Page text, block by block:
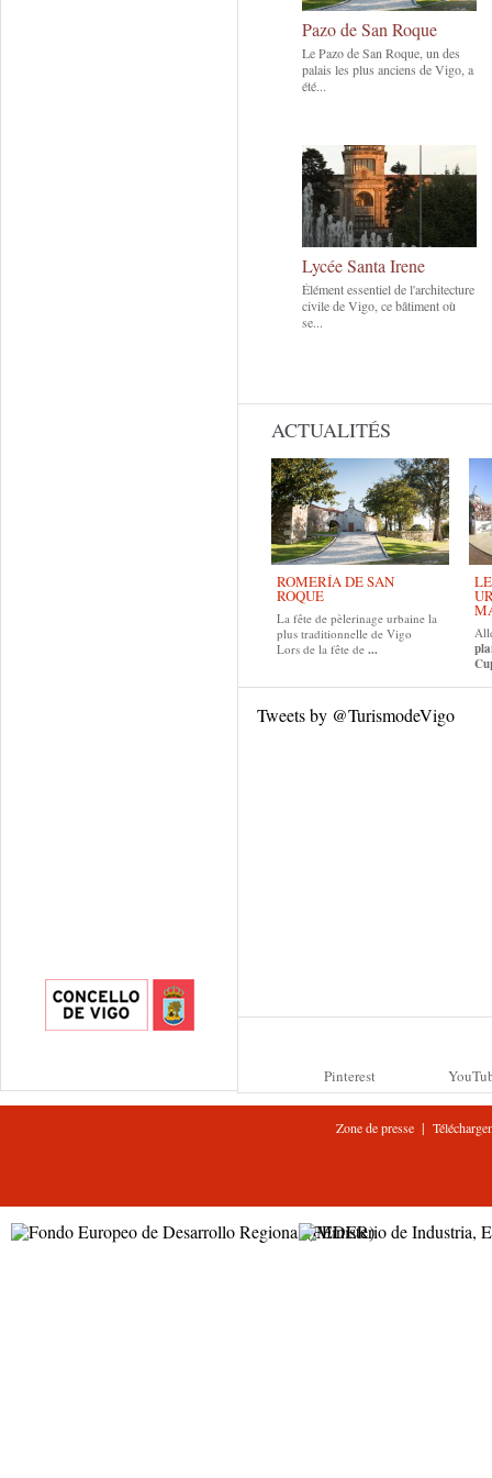
Pazo de San Roque
Le Pazo de San Roque, un des
palais les plus anciens de Vigo, a
été...
Lycée Santa Irene
Élément essentiel de l'architecture
civile de Vigo, ce bâtiment où
se...
ACTUALITÉS
ROMERÍA DE SAN
ROQUE
La fête de pèlerinage urbaine la
plus traditionnelle de Vigo
Lors de la fête de ...
Tweets by @TurismodeVigo
Pinterest
Zone de presse |